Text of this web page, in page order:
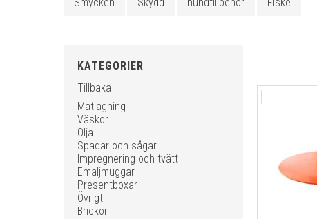
KATEGORIER
Tillbaka
Matlagning
Väskor
Olja
Spadar och sågar
Impregnering och tvätt
Emaljmuggar
Presentboxar
Övrigt
Brickor